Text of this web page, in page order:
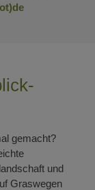
gemacht?
und
Graswegen